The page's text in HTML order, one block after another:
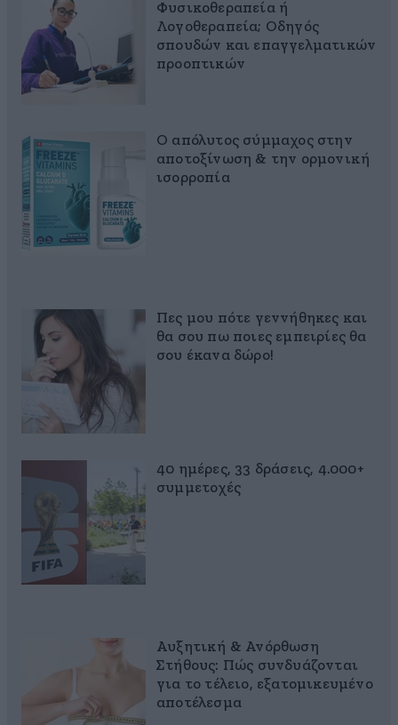
Φυσικοθεραπεία ή
Λογοθεραπεία; Οδηγός
σπουδών και επαγγελματικών
προοπτικών
Ο απόλυτος σύμμαχος στην
αποτοξίνωση & την ορμονική
ισορροπία
Πες μου πότε γεννήθηκες και
θα σου πω ποιες εμπειρίες θα
σου έκανα δώρο!
40 ημέρες, 33 δράσεις, 4.000+
συμμετοχές
Αυξητική & Ανόρθωση
Στήθους: Πώς συνδυάζονται
για το τέλειο, εξατομικευμένο
αποτέλεσμα